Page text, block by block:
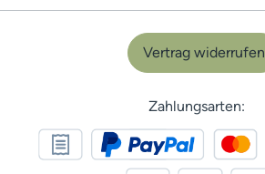
Vertrag widerrufen
Zahlungsarten: